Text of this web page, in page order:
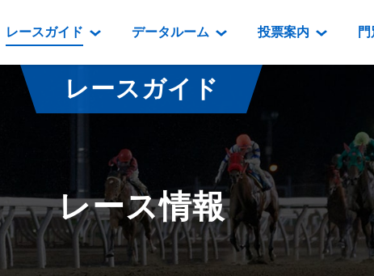
レースガイド
レース情報
払戻金一覧
騎手成績表
馬番成績表
番組・級別表ダウン
開催カレンダー
重賞競走体系図
スタリオンシ
データルーム
ーム
・調教師紹介
調教映像
馬情報
映像コンテンツ
重賞競走VTR
重賞競走参考VTR
レースダイジェスト
新馬ダイジェスト
投票案内
電話
場外発
実況・
発売・
門別競馬場情報
門別競馬場グルメ
とねっこジンギスカン
いずみ食堂
ルンビニフードカフェ
勝馬屋
レースガイド
レース情報